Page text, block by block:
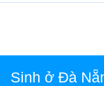
Sinh ở Đà